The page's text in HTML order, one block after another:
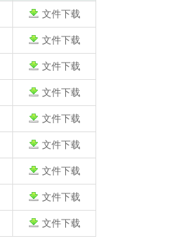
文件下载
文件下载
文件下载
文件下载
文件下载
文件下载
文件下载
文件下载
文件下载